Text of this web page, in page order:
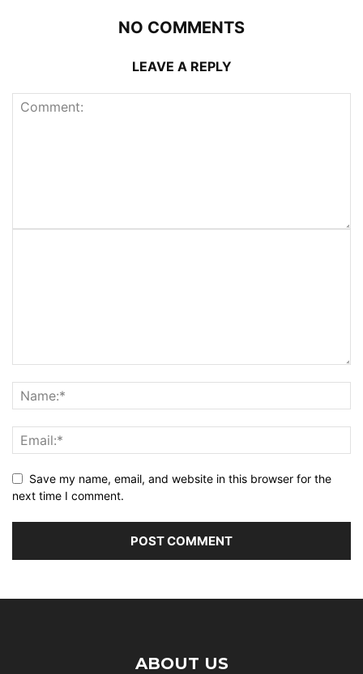
NO COMMENTS
LEAVE A REPLY
Save my name, email, and website in this browser for the
next time I comment.
ABOUT US